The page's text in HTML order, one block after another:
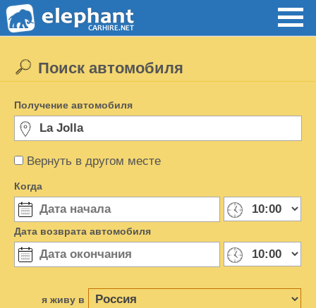
Вернуть в другом месте
Поиск автомобиля
Получение автомобиля
Когда
Дата возврата автомобиля
я живу в